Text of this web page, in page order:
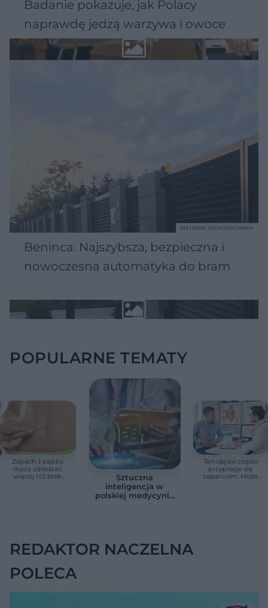
Badanie pokazuje, jak Polacy
naprawdę jedzą warzywa i owoce
Beninca. Najszybsza, bezpieczna i
nowoczesna automatyka do bram
MATERIAŁ SPONSOROWANY
POPULARNE TEMATY
Zapach z pępka
może zdradzać
więcej niż brak
Sztuczna
inteligencja w
polskiej medycynie
Ten objaw często
przypisuje się
zaparciom. Może
REDAKTOR NACZELNA
POLECA